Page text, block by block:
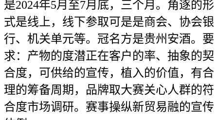
是2024年5月至7月底，三个月。角逐的形
式是线上，线下参取可是是商会、协会银
行、机关单元等。冠名方是贵州安酒。要
求：产物的度潜正在客户的率、抽象的契
合度，可供给的宣传，植入的价值，有合
理的筹备周期，品牌取大赛关心人群的符
合度市场调研。赛事操纵新贸易融的宣传